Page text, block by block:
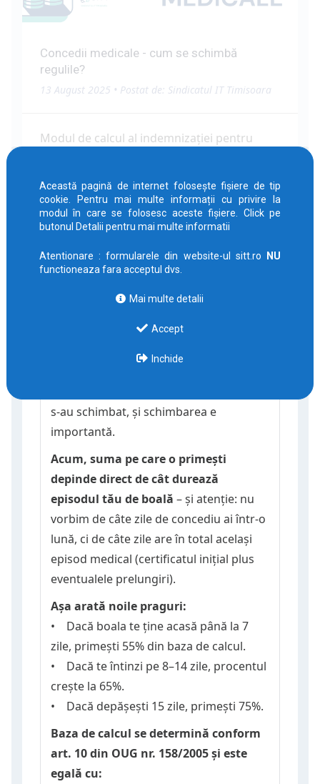
Concedii medicale - cum se schimbă
regulile?
13 August 2025 • Postat de: Sindicatul IT Timisoara
Modul de calcul al indemnizației pentru
aferente bolilor obișnuite scad, iar formula
de calcul se modifică!
Concedii medicale — procente &
exemple
Până acum, dacă te îmbolnăveai și
indemnizația ta era calculată simplu
– 75% din baza de calcul
s-au schimbat, și schimbarea e
importantă.
Acum, suma pe care o primești
depinde direct de cât durează
episodul tău de boală – și atenție: nu
vorbim de câte zile de concediu ai într-o
lună, ci de câte zile are în total același
episod medical (certificatul inițial plus
eventualele prelungiri).
Așa arată noile praguri:
• Dacă boala te ține acasă până la 7
zile, primești 55% din baza de calcul.
• Dacă te întinzi pe 8–14 zile, procentul
crește la 65%.
• Dacă depășești 15 zile, primești 75%.
Baza de calcul se determină conform
art. 10 din OUG nr. 158/2005 și este
egală cu:
Această pagină de internet folosește fișiere de tip
cookie. Pentru mai multe informații cu privire la
modul în care se folosesc aceste fișiere. Click pe
butonul Detalii pentru mai multe informatii
Atentionare : formularele din website-ul sitt.ro
NU
functioneaza fara acceptul dvs.
Mai multe detalii
Accept
Inchide